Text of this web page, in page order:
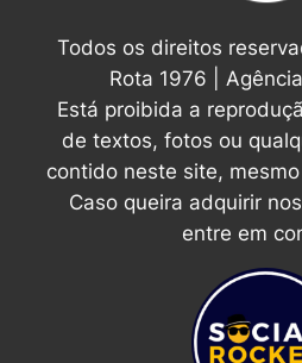
Todos os direitos
Rota 1976 |
Está proibida a
de textos, fotos ou
contido neste site,
Caso queira adquirir
entre em